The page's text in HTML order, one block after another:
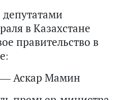
в Казахстане
правительство в
Аскар Мамин